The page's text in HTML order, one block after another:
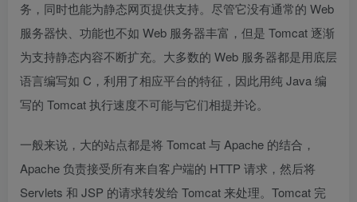
务，同时也能为静态网页提供支持。尽管它没有通常的 Web
服务器快、功能也不如 Web 服务器丰富，但是 Tomcat 逐渐
为支持静态内容不断扩充。大多数的 Web 服务器都是用底层
语言编写如 C，利用了相应平台的特征，因此用纯 Java 编
写的 Tomcat 执行速度不可能与它们相提并论。
一般来说，大的站点都是将 Tomcat 与 Apache 的结合，
Apache 负责接受所有来自客户端的 HTTP 请求，然后将
Servlets 和 JSP 的请求转发给 Tomcat 来处理。Tomcat 完